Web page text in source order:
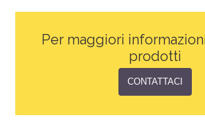
Per maggiori
prodotti
CONTATTACI